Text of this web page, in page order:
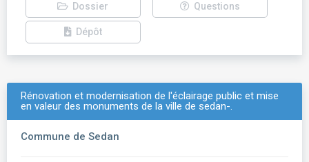
Dossier Questions
Dépôt
Rénovation et modernisation de l'éclairage public et mise
en valeur des monuments de la ville de sedan-.
Commune de Sedan